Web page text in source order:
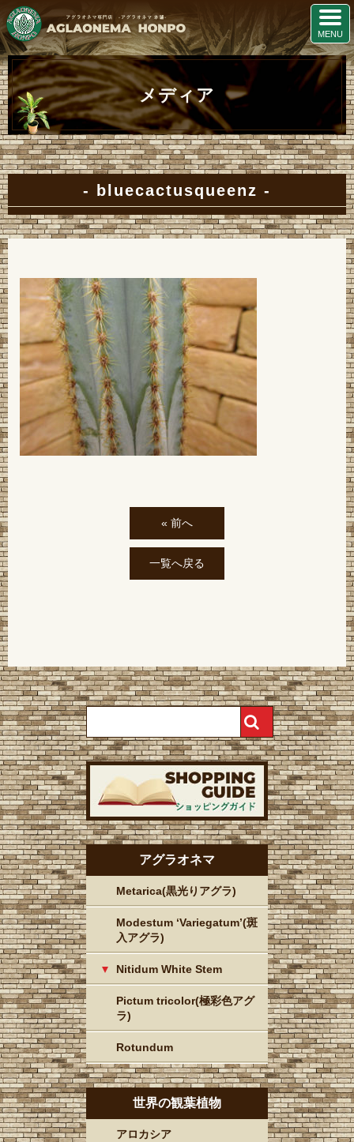
メディア
bluecactusqueenz
« 前へ
一覧へ戻る
アグラオネマ
Metarica(黒光りアグラ)
Modestum ‘Variegatum’(斑
入アグラ)
Nitidum White Stem
Pictum tricolor(極彩色アグ
ラ)
Rotundum
世界の観葉植物
アロカシア